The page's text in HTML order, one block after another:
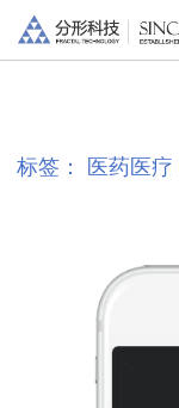
标签： 医药医疗